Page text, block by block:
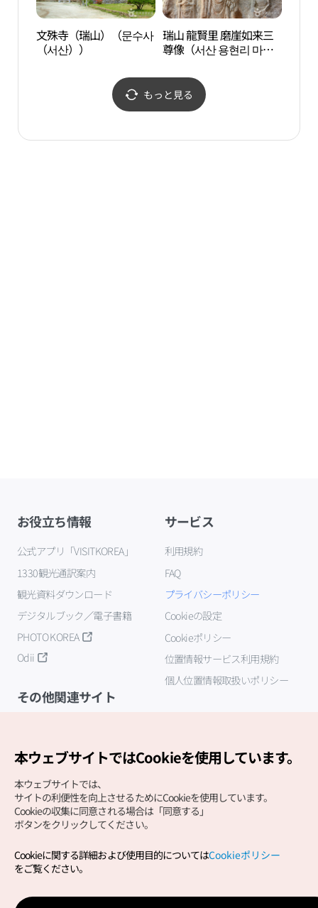
文殊寺（瑞山）（문수사
（서산））
瑞山 龍賢里 磨崖如来三
尊像（서산 용현리 마애
もっと見る
お役立ち情報
公式アプリ「VISITKOREA」
1330観光通訳案内
観光資料ダウンロード
デジタルブック／電子書籍
PHOTO KOREA
Odii
サービス
利用規約
FAQ
プライバシーポリシー
Cookieの設定
Cookieポリシー
位置情報サービス利用規約
個人位置情報取扱いポリシー
その他関連サイト
Copyright (c) Korea Tourism Organization All Rights
サイトエラー報告公式メール
本ウェブサイトではCookieを使用しています。
本ウェブサイトでは、
サイトの利便性を向上させるためにCookieを使用しています。
Cookieの収集に同意される場合は「同意する」
ボタンをクリックしてください。
Cookieに関する詳細および使用目的についてはCookieポリシー
をご覧ください。